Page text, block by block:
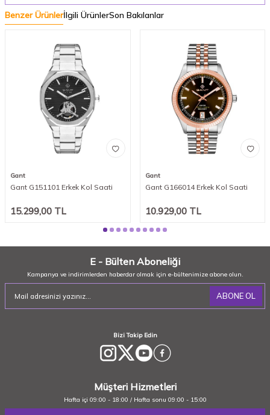
Benzer Ürünlerİlgili ÜrünlerSon Bakılanlar
Gant
Gant G151101 Erkek Kol Saati
15.299,00 TL
Gant
Gant G166014 Erkek Kol Saati
10.929,00TL
E - Bülten Aboneliği
Kampanya ve indirimlerden haberdar olmak için e-bültenimize abone olun.
ABONE OL
Bizi Takip Edin
Müşteri Hizmetleri
Hafta içi 09:00 - 18:00 / Hafta sonu 09:00 - 15:00